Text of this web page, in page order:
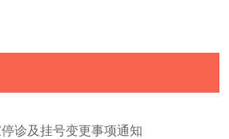
诊及挂号变更事项通知